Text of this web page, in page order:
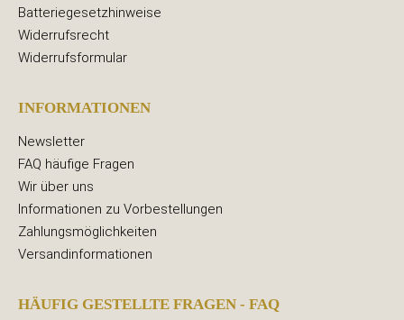
Batteriegesetzhinweise
Widerrufsrecht
Widerrufsformular
INFORMATIONEN
Newsletter
FAQ häufige Fragen
Wir über uns
Informationen zu Vorbestellungen
Zahlungsmöglichkeiten
Versandinformationen
HÄUFIG GESTELLTE FRAGEN - FAQ